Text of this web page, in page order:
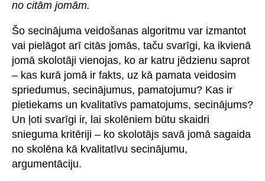
no citām jomām.
Šo secinājuma veidošanas algoritmu var izmantot
vai pielāgot arī citās jomās, taču svarīgi, ka ikvienā
jomā skolotāji vienojas, ko ar katru jēdzienu saprot
– kas kurā jomā ir fakts, uz kā pamata veidosim
spriedumus, secinājumus, pamatojumu? Kas ir
pietiekams un kvalitatīvs pamatojums, secinājums?
Un ļoti svarīgi ir, lai skolēniem būtu skaidri
snieguma kritēriji – ko skolotājs savā jomā sagaida
no skolēna kā kvalitatīvu secinājumu,
argumentāciju.